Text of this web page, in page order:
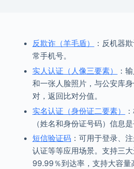
反欺诈（羊毛盾）
：反机器
常手机号。
实人认证（人像三要素）
：
和一张人脸照片，与公安库
对，返回比对分值。
实名认证（身份证二要素）
（姓名和身份证号码）信息是
短信验证码：可用于登录、
认证等等应用场景。支持三
99.99％到达率，支持大容量